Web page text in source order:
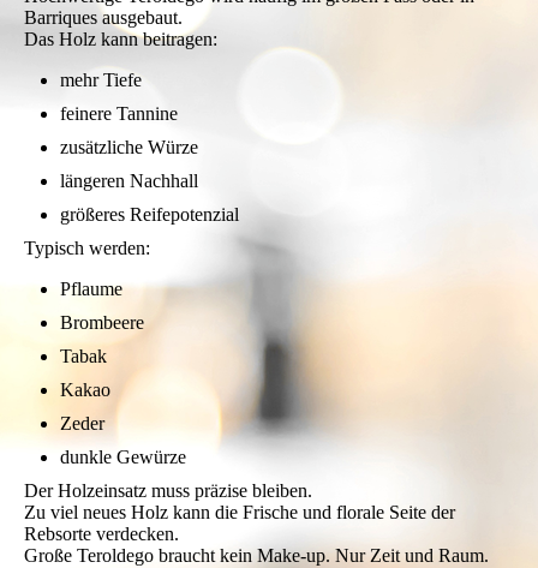
Barriques ausgebaut.
Das Holz kann beitragen:
mehr Tiefe
feinere Tannine
zusätzliche Würze
längeren Nachhall
größeres Reifepotenzial
Typisch werden:
Pflaume
Brombeere
Tabak
Kakao
Zeder
dunkle Gewürze
Der Holzeinsatz muss präzise bleiben.
Zu viel neues Holz kann die Frische und florale Seite der
Rebsorte verdecken.
Große Teroldego braucht kein Make-up. Nur Zeit und Raum.